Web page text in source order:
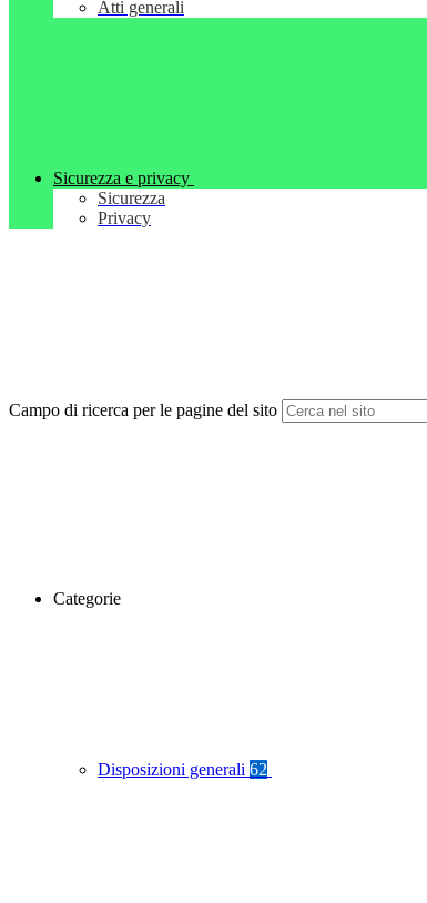
Atti generali
Sicurezza e privacy
Sicurezza
Privacy
Campo di ricerca per le pagine del sito
Categorie
Disposizioni generali 62